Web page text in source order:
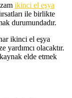
ikinci el eşya
ile birlikte
durumundadır.
ikinci el eşya
yardımcı olacaktır.
elde etmek